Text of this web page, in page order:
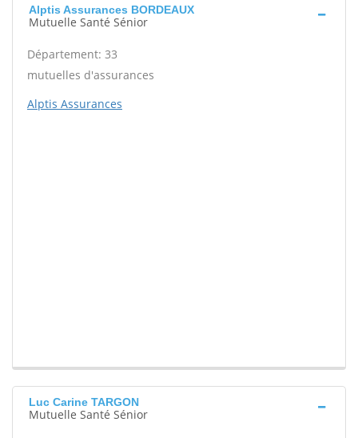
Alptis Assurances BORDEAUX
Mutuelle Santé Sénior
Département: 33
mutuelles d'assurances
Alptis Assurances
Luc Carine TARGON
Mutuelle Santé Sénior